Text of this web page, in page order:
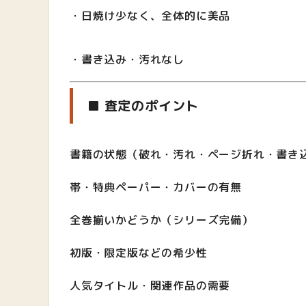
・日焼け少なく、全体的に美品
・書き込み・汚れなし
■ 査定のポイント
書籍の状態（破れ・汚れ・ページ折れ・書き
帯・特典ペーパー・カバーの有無
全巻揃いかどうか（シリーズ完備）
初版・限定版などの希少性
人気タイトル・関連作品の需要